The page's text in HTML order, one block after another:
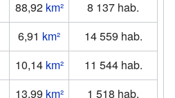
88,92 km² 8 137 hab.
6,91 km² 14 559 hab.
10,14 km² 11 544 hab.
13,99 km² 1 518 hab.